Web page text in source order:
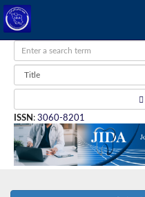
ISSN : 3060-8201